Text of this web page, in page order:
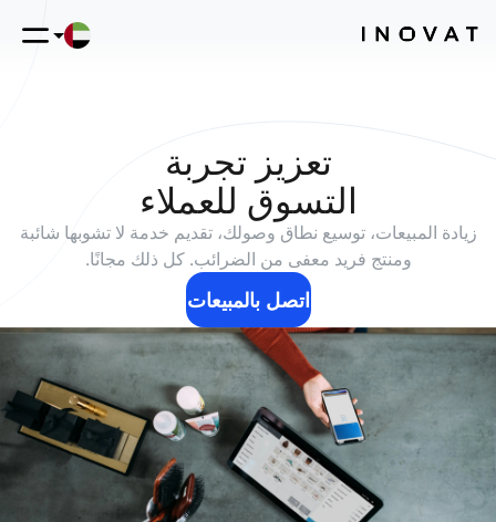
تعزيز تجربة
التسوق للعملاء
زيادة المبيعات، توسيع نطاق وصولك، تقديم خدمة لا تشوبها شائبة
ومنتج فريد معفى من الضرائب. كل ذلك مجانًا.
اتصل بالمبيعات